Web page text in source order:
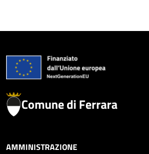
Comune di Ferrara
AMMINISTRAZIONE